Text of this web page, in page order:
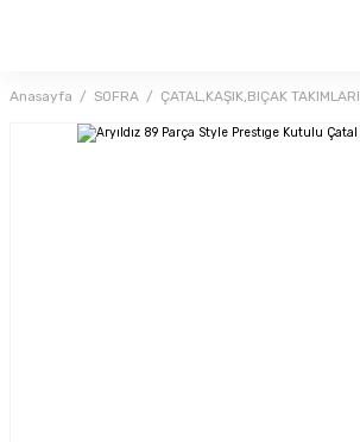
Anasayfa SOFRA ÇATAL,KAŞIK,BIÇAK TAKIMLARI